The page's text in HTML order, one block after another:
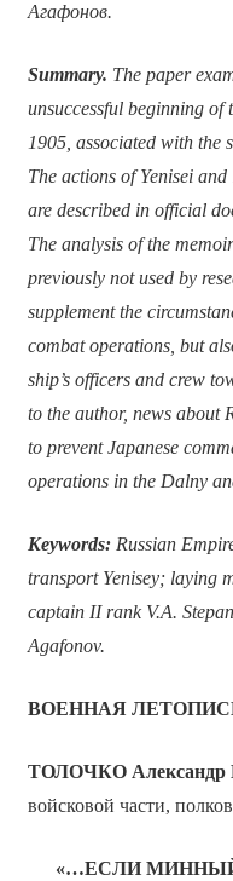
Агафонов.
Summary. The paper
unsuccessful beginning of
1905, associated with the
The actions of Yenisei
are described in official
The analysis of the
previously not used by
supplement the
combat operations, but
ship’s officers and crew
to the author, news about
to prevent Japanese
operations in the Dalny
Keywords:Russian
transport Yenisey; laying
captain II rank V.A.
Agafonov.
ВОЕННАЯ
ТОЛОЧКО Александр
войсковой части,
«…ЕСЛИ